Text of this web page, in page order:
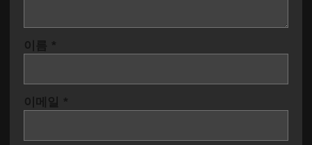
이름 *
이메일 *